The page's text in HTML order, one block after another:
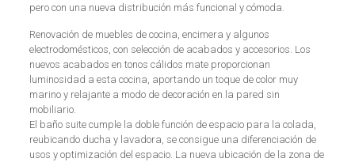
pero con una nueva distribución más funcional y cómoda.
Renovación de muebles de cocina, encimera y algunos
electrodomésticos, con selección de acabados y accesorios. Los
nuevos acabados en tonos cálidos mate proporcionan
luminosidad a esta cocina, aportando un toque de color muy
marino y relajante a modo de decoración en la pared sin
mobiliario.
El baño suite cumple la doble función de espacio para la colada,
reubicando ducha y lavadora, se consigue una diferenciación de
usos y optimización del espacio. La nueva ubicación de la zona de